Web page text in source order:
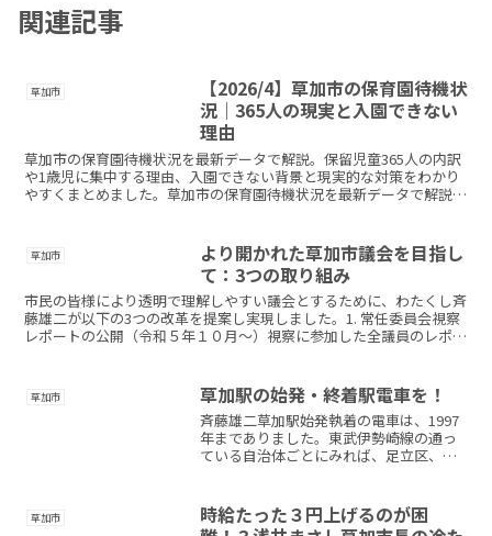
関連記事
草加市
【2026/4】草加市の保育園待機状
況｜365人の現実と入園できない
理由
草加市の保育園待機状況を最新データで解説。保留児童365人の内訳
や1歳児に集中する理由、入園できない背景と現実的な対策をわかり
やすくまとめました。草加市の保育園待機状況を最新データで解説。
草加市
より開かれた草加市議会を目指し
て：3つの取り組み
市民の皆様により透明で理解しやすい議会とするために、わたくし斉
藤雄二が以下の3つの改革を提案し実現しました。1. 常任委員会視察
レポートの公開（令和５年１０月～）視察に参加した全議員のレポー
草加市 草加駅の始発・終着駅電車を！
斉藤雄二草加駅始発執着の電車は、1997
年までありました。東武伊勢崎線の通っ
ている自治体ごとにみれば、足立区、越
どすべての自治体に始発終着駅があるの
に、草加市にはありま...
草加市
時給たった３円上げるのが困